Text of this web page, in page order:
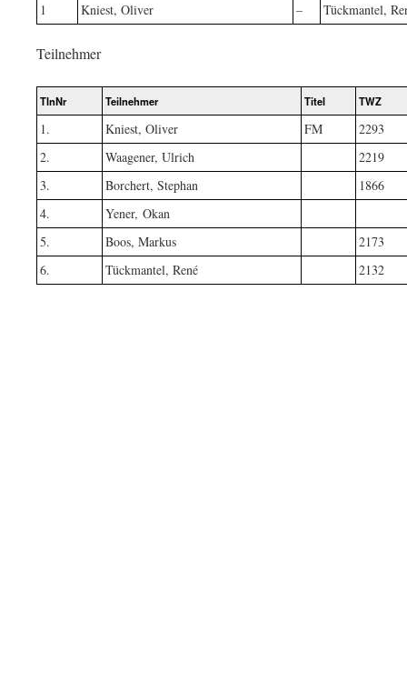
1
Kniest, Oliver – Tückmantel,
Teilnehmer
TlnNr Teilnehmer Titel TWZ
1. Kniest, Oliver FM
2293
2.
Waagener, Ulrich
2219
3.
Borchert, Stephan
1866
4.
Yener, Okan
5.
Boos, Markus
2173
6.
Tückmantel, René 2132